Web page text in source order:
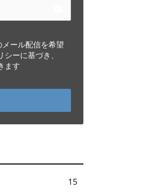
ール配信を希望
ーに基づき、
ます
15